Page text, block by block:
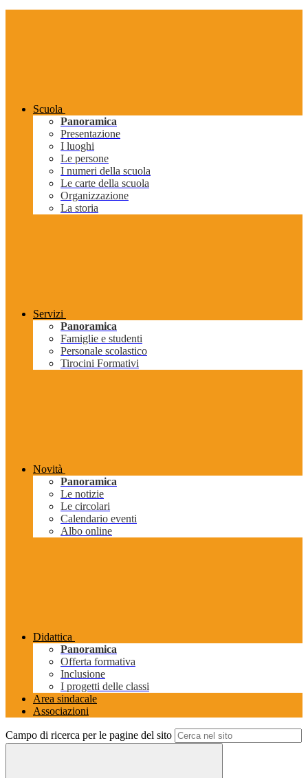
Scuola
Panoramica
Presentazione
I luoghi
Le persone
I numeri della scuola
Le carte della scuola
Organizzazione
La storia
Servizi
Panoramica
Famiglie e studenti
Personale scolastico
Tirocini Formativi
Novità
Panoramica
Le notizie
Le circolari
Calendario eventi
Albo online
Didattica
Panoramica
Offerta formativa
Inclusione
I progetti delle classi
Area sindacale
Associazioni
Campo di ricerca per le pagine del sito